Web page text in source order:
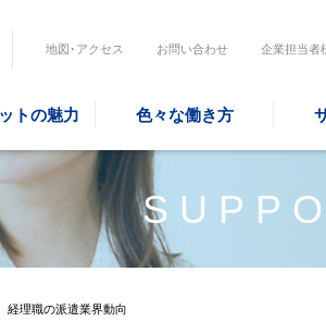
地図･アクセス お問い合わせ 企業担当者
トの魅力 色々な働き方
経理職の派遣業界動向